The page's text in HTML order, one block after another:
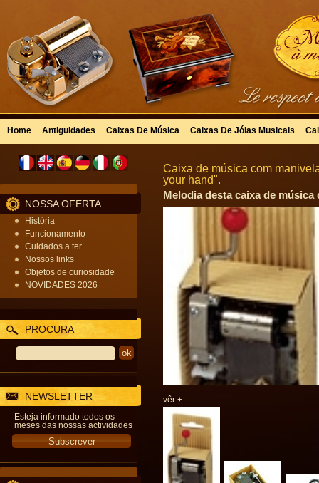
Home Antiguidades Caixas De Música Caixas De Jóias Musicais
NOSSA OFERTA
História
Funcionamento
Cuidados a ter
Nossos links
Objetos de curiosidade
NOVIDADES 2026
PROCURA
NEWSLETTER
Esteja informado todos os
meses das nossas actividades
Caixa de música com
your hand".
Melodia desta caixa de
vêr + :